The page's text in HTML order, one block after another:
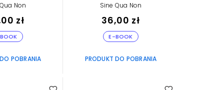
Non
zł
POBRANIA
Sine Qua Non
36,00 zł
E-BOOK
PRODUKT DO POBRANIA